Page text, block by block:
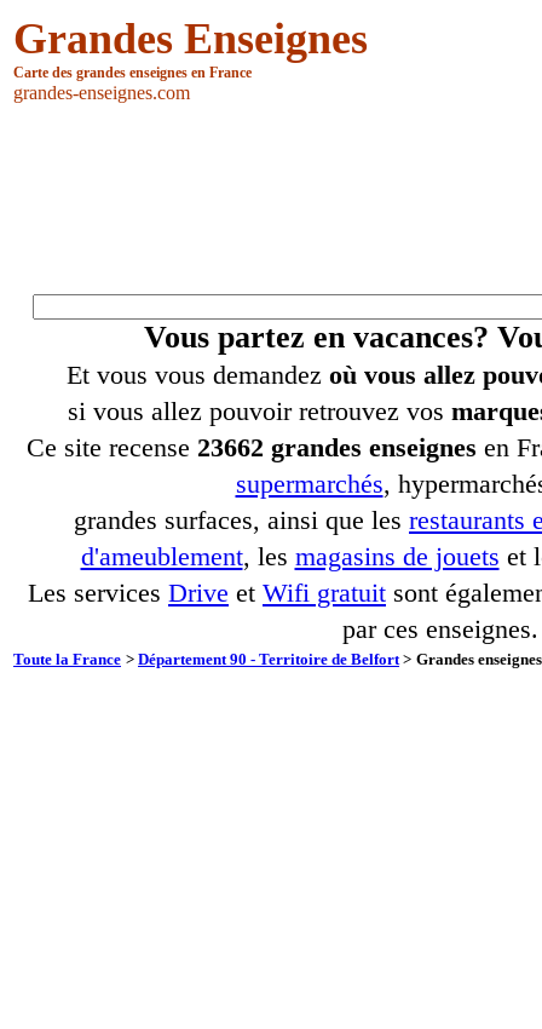
Grandes Enseignes
Carte des grandes enseignes en France
grandes-enseignes.com
Vous partez en vacances?
Et vous vous demandez où vous allez
si vous allez pouvoir retrouvez vos
Ce site recense 23662 grandes enseignes en
supermarchés,
grandes surfaces, ainsi que les restaurants
d'ameublement, les magasins de jouets et
Les services Drive et Wifi gratuit sont
par ces enseignes.
Toute la France > Département 90 - Territoire de Belfort > Grandes